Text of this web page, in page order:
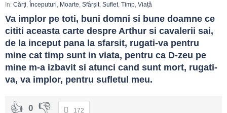
In: Cărți Începuturi Moarte Sfârșit Suflet Timp Viață
Va implor pe toti, buni domni si bune doamne ce
cititi aceasta carte despre Arthur si cavalerii sai,
de la inceput pana la sfarsit, rugati-va pentru
mine cat timp sunt in viata, pentru ca D-zeu pe
mine m-a izbavit si atunci cand sunt mort, rugati-
va, va implor, pentru sufletul meu.
0 172